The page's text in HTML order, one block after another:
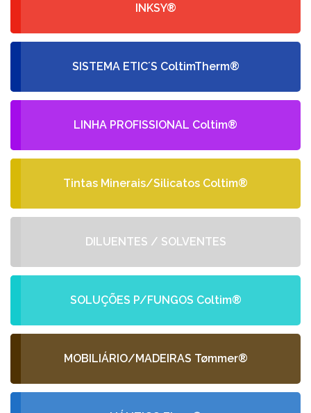
INKSY®
SISTEMA ETIC´S ColtimTherm®
LINHA PROFISSIONAL Coltim®
Tintas Minerais/Silicatos Coltim®
DILUENTES / SOLVENTES
SOLUÇÕES P/FUNGOS Coltim®
MOBILIÁRIO/MADEIRAS Tømmer®